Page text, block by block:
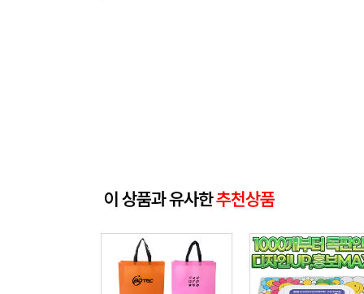
이 상품과 유사한추천상품